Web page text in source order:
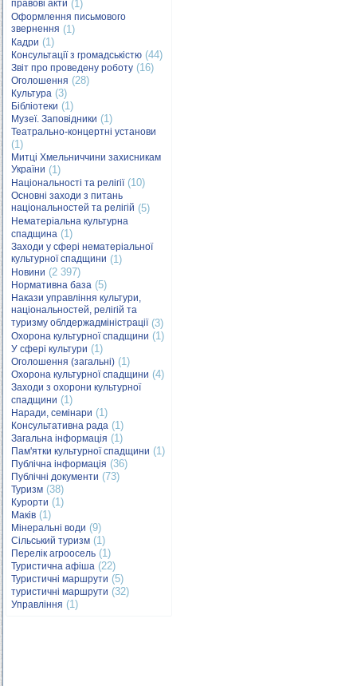
правові акти (1)
Оформлення письмового
звернення (1)
Кадри (1)
Консультації з громадськістю (44)
Звіт про проведену роботу (16)
Оголошення (28)
Культура (3)
Бібліотеки (1)
Музеї. Заповідники (1)
Театрально-концертні установи
(1)
Митці Хмельниччини захисникам
України (1)
Національності та релігії(10)
Основні заходи з питань
національностей та релігій (5)
Нематеріальна культурна
спадщина (1)
Заходи у сфері нематеріальної
культурної спадщини (1)
Новини (2 397)
Нормативна база (5)
Накази управління культури,
національностей, релігій та
туризму облдержадміністрації(3)
Охорона культурної спадщини (1)
У сфері культури (1)
Оголошення (загальні) (1)
Охорона культурної спадщини (4)
Заходи з охорони культурної
спадщини (1)
Наради, семінари (1)
Консультативна рада (1)
Загальна інформація (1)
Пам'ятки культурної спадщини (1)
Публічна інформація (36)
Публічні документи (73)
Туризм (38)
Курорти (1)
Маків (1)
Мінеральні води (9)
Сільський туризм (1)
Перелік агроосель (1)
Туристична афіша (22)
Туристичні маршрути (5)
туристичні маршрути (32)
Управління (1)